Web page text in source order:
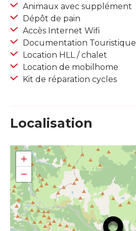
Animaux avec supplément
Dépôt de pain
Accès Internet Wifi
Documentation Touristique
Location HLL / chalet
Location de mobilhome
Kit de réparation cycles
Localisation
+
−